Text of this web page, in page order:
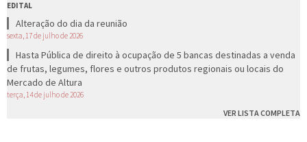
EDITAL
Alteração do dia da reunião
sexta, 17 de julho de 2026
Hasta Pública de direito à ocupação de 5 bancas destinadas a venda
de frutas, legumes, flores e outros produtos regionais ou locais do
Mercado de Altura
terça, 14 de julho de 2026
VER LISTA COMPLETA